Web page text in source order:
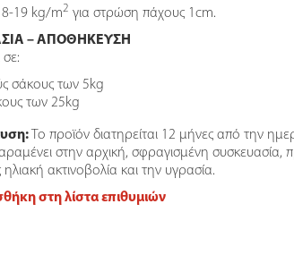
19 kg/m2 για στρώση πάχους 1cm.
– ΑΠΟΘΗΚΕΥΣΗ
σε:
σάκους των 5kg
των 25kg
Το προϊόν διατηρείται 12 μήνες από την
στην αρχική, σφραγισμένη συσκευασία,
ηλιακή ακτινοβολία και την υγρασία.
στη λίστα επιθυμιών